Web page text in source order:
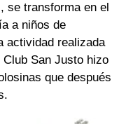
se transforma en el
a niños de
actividad realizada
San Justo hizo
que después